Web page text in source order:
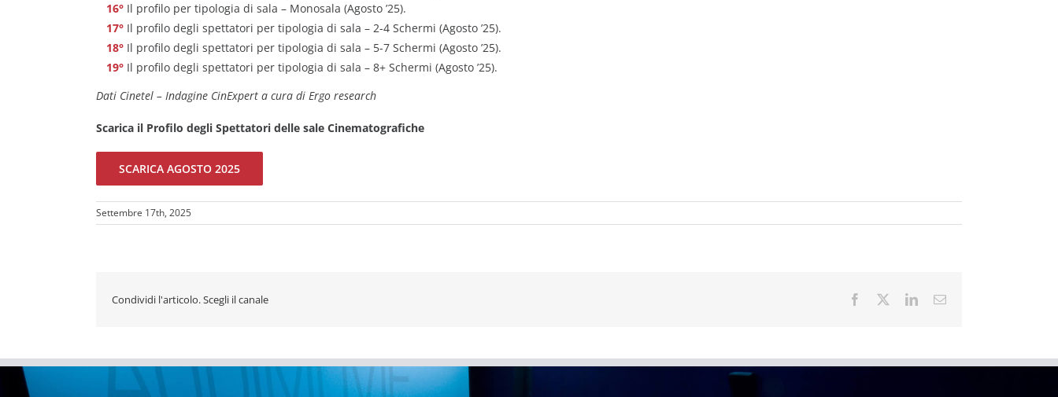
Il profilo per tipologia di sala – Monosala (Agosto ’25).
Il profilo degli spettatori per tipologia di sala – 2-4 Schermi (Agosto ’25).
Il profilo degli spettatori per tipologia di sala – 5-7 Schermi (Agosto ’25).
Il profilo degli spettatori per tipologia di sala – 8+ Schermi (Agosto ’25).
Dati Cinetel – Indagine CinExpert a cura di Ergo research
Scarica il Profilo degli Spettatori delle sale Cinematografiche
SCARICA AGOSTO 2025
Settembre 17th, 2025
Condividi l'articolo. Scegli il canale Facebook LinkedInEmail